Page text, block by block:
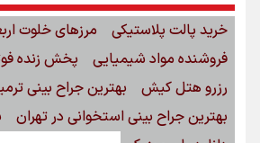
خرید پالت پلاستیکی
مرزهای خلوت
فروشنده مواد شیمیایی
پخش زنده
رزرو هتل کیش
بهترین جراح بینی
بهترین جراح بینی استخوانی در تهران